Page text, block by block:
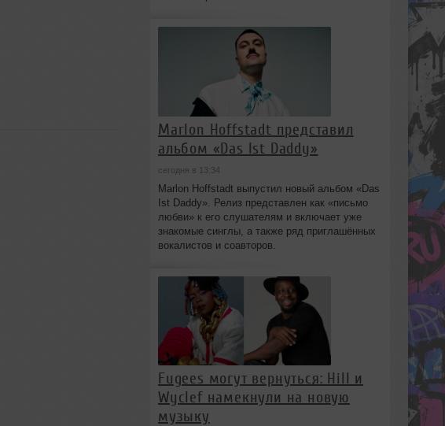
Marlon Hoffstadt представил
альбом «Das Ist Daddy»
сегодня в 13:34
Marlon Hoffstadt выпустил новый альбом «Das
Ist Daddy». Релиз представлен как «письмо
любви» к его слушателям и включает уже
знакомые синглы, а также ряд приглашённых
вокалистов и соавторов.
Fugees могут вернуться: Hill и
Wyclef намекнули на новую
музыку